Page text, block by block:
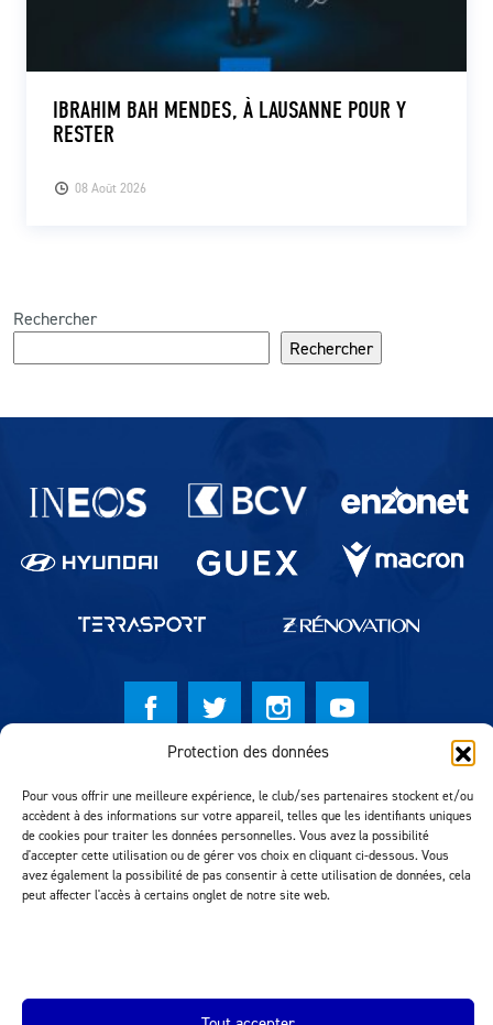
Protection des données
Pour vous offrir une meilleure expérience, le club/ses partenaires stockent et/ou
accèdent à des informations sur votre appareil, telles que les identifiants uniques
de cookies pour traiter les données personnelles. Vous avez la possibilité
d'accepter cette utilisation ou de gérer vos choix en cliquant ci-dessous. Vous
avez également la possibilité de pas consentir à cette utilisation de données, cela
peut affecter l'accès à certains onglet de notre site web.
08 Août 2026
IBRAHIM BAH MENDES, À LAUSANNE POUR Y
RESTER
Rechercher
Rechercher
Partenaires du lausanne-Sport
Réalisation MTM Agency